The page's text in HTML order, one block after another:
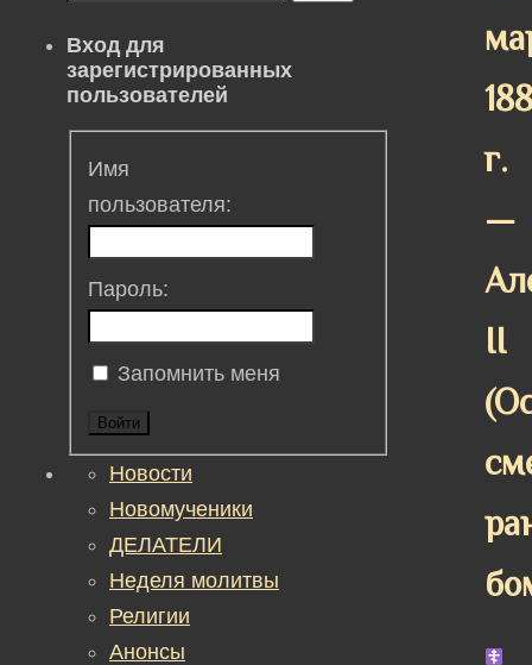
г.
—
II
Вход для
зарегистрированных
пользователей
Имя
пользователя:
Пароль:
Запомнить меня
Войти
Новости
Новомученики
ДЕЛАТЕЛИ
Неделя молитвы
Религии
Анонсы